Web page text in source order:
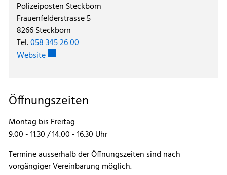
Polizeiposten Steckborn
Frauenfelderstrasse 5
8266 Steckborn
Tel.058 345 26 00
WebsiteExterner Link wird in einem neuen Fenster geöffnet.
Öffnungszeiten
Montag bis Freitag
9.00 - 11.30 / 14.00 - 16.30 Uhr
Termine ausserhalb der Öffnungszeiten sind nach
vorgängiger Vereinbarung möglich.